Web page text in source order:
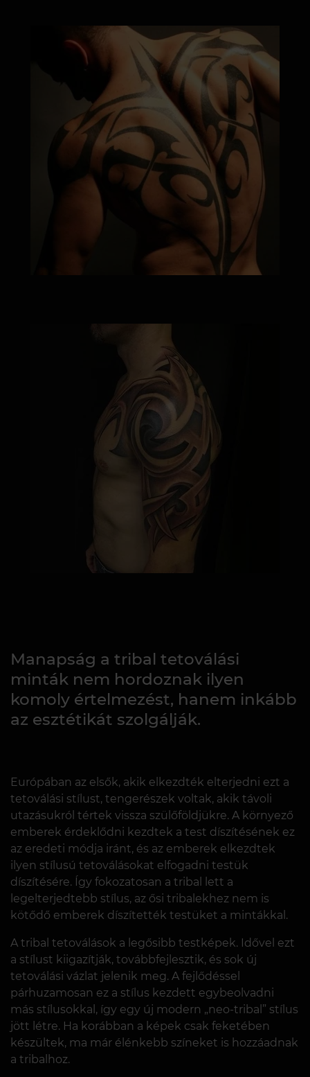
Manapság a tribal tetoválási
minták nem hordoznak ilyen
komoly értelmezést, hanem inkább
az esztétikát szolgálják.
Európában az elsők, akik elkezdték elterjedni ezt a
tetoválási stílust, tengerészek voltak, akik távoli
utazásukról tértek vissza szülőföldjükre. A környező
emberek érdeklődni kezdtek a test díszítésének ez
az eredeti módja iránt, és az emberek elkezdtek
ilyen stílusú tetoválásokat elfogadni testük
díszítésére. Így fokozatosan a tribal lett a
legelterjedtebb stílus, az ősi tribalekhez nem is
kötődő emberek díszítették testüket a mintákkal.
A tribal tetoválások a legősibb testképek. Idővel ezt
a stílust kiigazítják, továbbfejlesztik, és sok új
tetoválási vázlat jelenik meg. A fejlődéssel
párhuzamosan ez a stílus kezdett egybeolvadni
más stílusokkal, így egy új modern „neo-tribal” stílus
jött létre. Ha korábban a képek csak feketében
készültek, ma már élénkebb színeket is hozzáadnak
a tribalhoz.